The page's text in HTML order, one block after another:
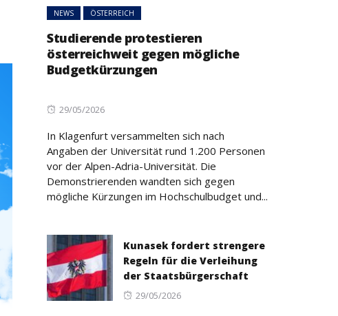
NEWS ÖSTERREICH
Studierende protestieren
österreichweit gegen mögliche
Budgetkürzungen
Posted
29/05/2026
In Klagenfurt versammelten sich nach
Angaben der Universität rund 1.200 Personen
vor der Alpen-Adria-Universität. Die
Demonstrierenden wandten sich gegen
mögliche Kürzungen im Hochschulbudget und...
Kunasek fordert strengere
Regeln für die Verleihung
der Staatsbürgerschaft
Posted
29/05/2026